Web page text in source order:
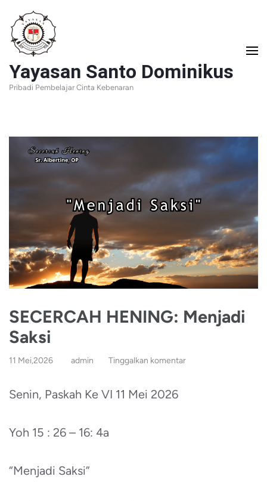
Lompat
ke
konten
(Tekan
Enter)
Yayasan Santo Dominikus
Pribadi Pembelajar Cinta Kebenaran
SECERCAH HENING: Menjadi
Saksi
11 Mei,2026 admin Tinggalkan komentar
Senin, Paskah Ke VI 11 Mei 2026
Yoh 15 : 26 – 16: 4a
“Menjadi Saksi”